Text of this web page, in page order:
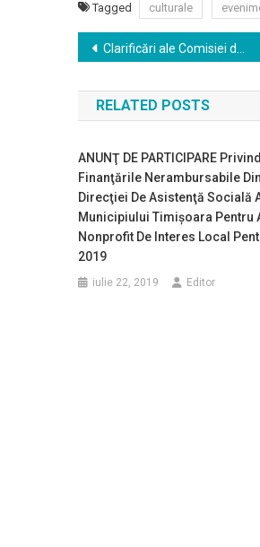
Tagged culturale
Navigare
în
articole
Clarificări ale Comisiei de Avizare a Adunărilor Publice
RELATED POSTS
ANUNŢ DE PARTICIPARE Privind
Finanţările Nerambursabile
Direcţiei De Asistenţă Socială
Municipiului Timişoara Pentru
Nonprofit De Interes Local
2019
iulie 22, 2019 Editor